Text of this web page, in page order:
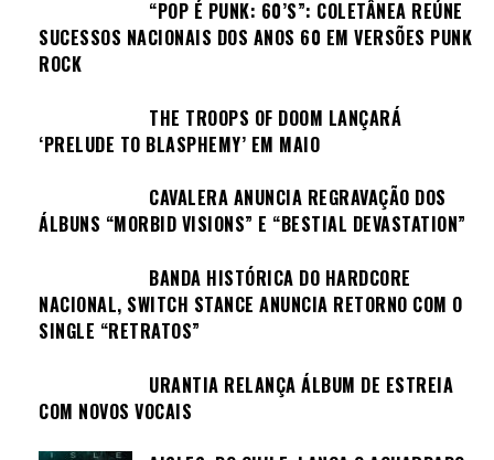
“POP É PUNK: 60’S”: COLETÂNEA REÚNE
SUCESSOS NACIONAIS DOS ANOS 60 EM VERSÕES PUNK
ROCK
THE TROOPS OF DOOM LANÇARÁ
‘PRELUDE TO BLASPHEMY’ EM MAIO
CAVALERA ANUNCIA REGRAVAÇÃO DOS
ÁLBUNS “MORBID VISIONS” E “BESTIAL DEVASTATION”
BANDA HISTÓRICA DO HARDCORE
NACIONAL, SWITCH STANCE ANUNCIA RETORNO COM O
SINGLE “RETRATOS”
URANTIA RELANÇA ÁLBUM DE ESTREIA
COM NOVOS VOCAIS